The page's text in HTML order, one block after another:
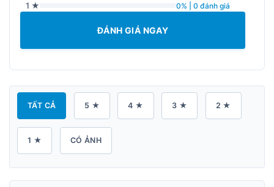
1 ★ 0% | 0 đánh giá
ĐÁNH GIÁ NGAY
TẤT CẢ 5 ★ 4 ★ 3 ★ 2 ★
1 ★ CÓ ẢNH